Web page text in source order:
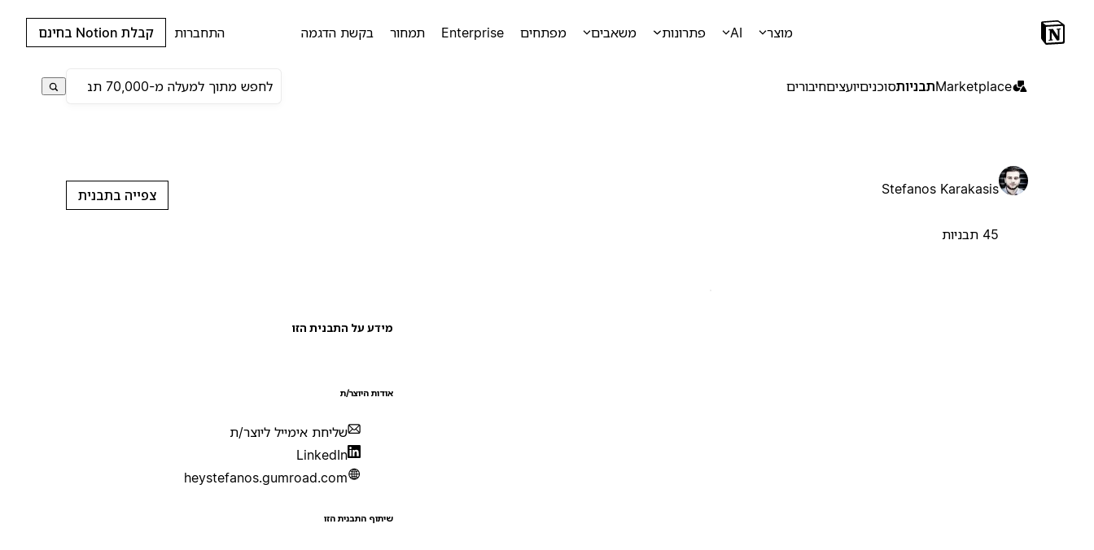
מוצר AI פתרונות משאבים מפתחים Enterprise תמחור בקשת הדגמה התחברות קבלת Notion בחינם
Marketplaceתבניותסוכניםיועציםחיבורים
Stefanos Karakasis
45 תבניות
צפייה בתבנית
מידע על התבנית הזו
אודות היוצר/ת
שליחת אימייל ליוצר/ת
LinkedIn
heystefanos.gumroad.com
שיתוף התבנית הזו